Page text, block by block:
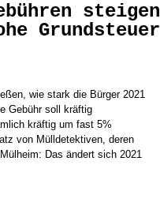
steigen
Grundsteuer
wie stark die Bürger 2021
Gebühr soll kräftig
kräftig um fast 5%
von Mülldetektiven, deren
Das ändert sich 2021